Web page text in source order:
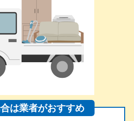
は業者がおすすめ